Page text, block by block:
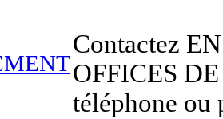
Contactez
OFFICES
téléphone ou